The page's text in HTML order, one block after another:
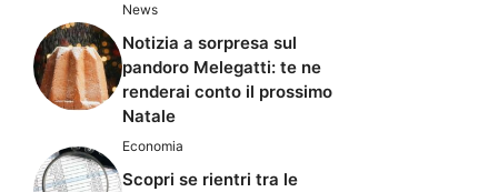
News
Notizia a sorpresa sul
pandoro Melegatti: te ne
renderai conto il prossimo
Natale
Economia
Scopri se rientri tra le